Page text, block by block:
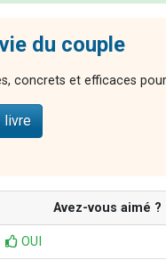
du couple
concrets et efficaces
livre
Avez-vous aimé ?
OUI